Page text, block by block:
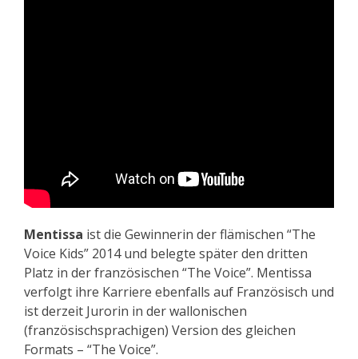
Mentissa ist die Gewinnerin der flämischen “The
Voice Kids” 2014 und belegte später den dritten
Platz in der französischen “The Voice”. Mentissa
verfolgt ihre Karriere ebenfalls auf Französisch und
ist derzeit Jurorin in der wallonischen
(französischsprachigen) Version des gleichen
Formats – “The Voice”.